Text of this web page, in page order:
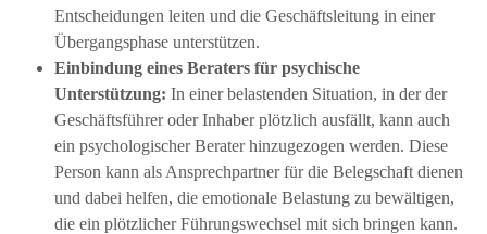
Entscheidungen leiten und die Geschäftsleitung in einer
Übergangsphase unterstützen.
Einbindung eines Beraters für psychische
Unterstützung: In einer belastenden Situation, in der der
Geschäftsführer oder Inhaber plötzlich ausfällt, kann auch
ein psychologischer Berater hinzugezogen werden. Diese
Person kann als Ansprechpartner für die Belegschaft dienen
und dabei helfen, die emotionale Belastung zu bewältigen,
die ein plötzlicher Führungswechsel mit sich bringen kann.